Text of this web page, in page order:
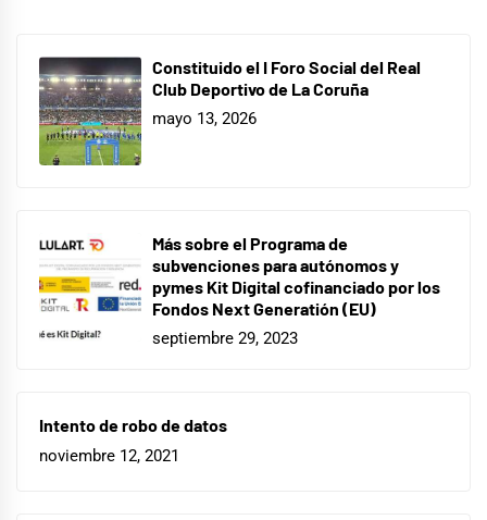
Constituido el I Foro Social del Real
Club Deportivo de La Coruña
mayo 13, 2026
Más sobre el Programa de
subvenciones para autónomos y
pymes Kit Digital cofinanciado por los
Fondos Next Generatión (EU)
septiembre 29, 2023
Intento de robo de datos
noviembre 12, 2021